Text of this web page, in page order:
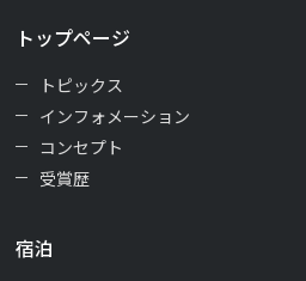
トップページ
トピックス
インフォメーション
コンセプト
受賞歴
宿泊